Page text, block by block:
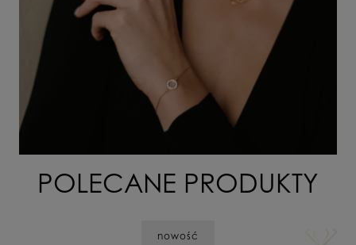
POLECANE PRODUKTY
nowość